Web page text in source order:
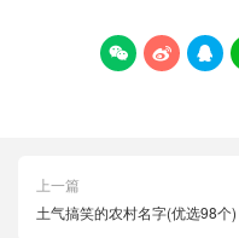
  
上一篇
土气搞笑的农村名字(优选98个)